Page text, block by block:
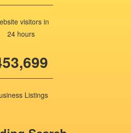
visitors in
24 hours
Listings